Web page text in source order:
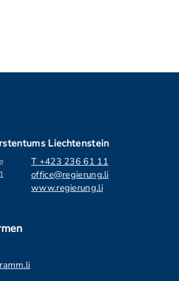
Liechtenstein
T +423 236 61 11
office@regierung.li
www.regierung.li